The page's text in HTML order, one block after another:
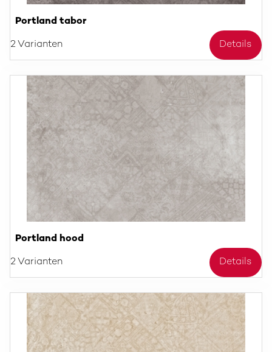
Portland tabor
2 Varianten Details
Portland hood
2 Varianten Details